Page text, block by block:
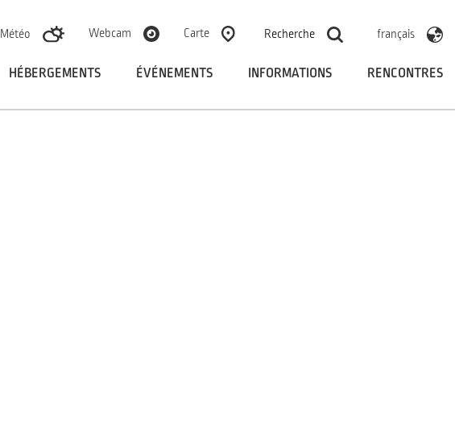
Météo
Webcam Carte Recherche français
HÉBERGEMENTS ÉVÉNEMENTS INFORMATIONS RENCONTRES